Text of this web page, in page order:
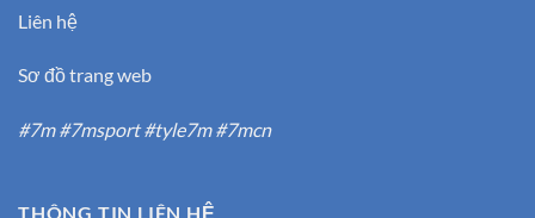
Liên hệ
Sơ đồ trang web
#7m #7msport #tyle7m #7mcn
THÔNG TIN LIÊN HỆ